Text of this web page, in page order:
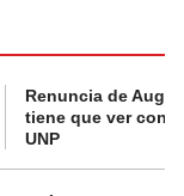
Renuncia de
tiene que ver con
UNP